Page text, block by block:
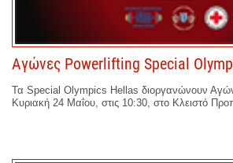
Αγώνες Powerlifting Special
Τα Special Olympics Hellas διοργανώνουν
Κυριακή 24 Μαΐου, στις 10:30, στο Κλειστό